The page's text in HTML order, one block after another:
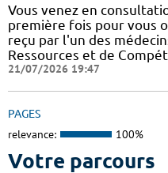
Vous venez en
première fois pour vous
reçu par l'un des
Ressources et de
21/07/2026 19:47
PAGES
relevance: 100%
Votre parcours